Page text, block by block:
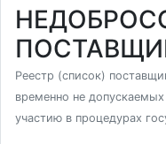
Реестр (список)
временно не
участию в процедурах